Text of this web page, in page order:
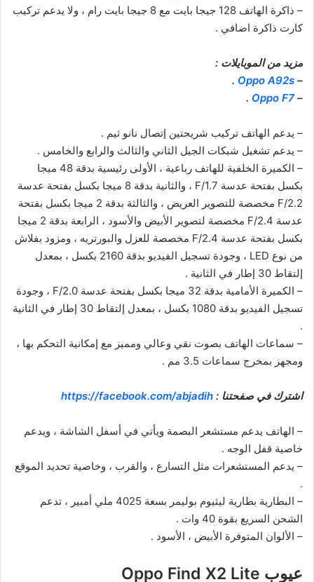
– ذاكرة الهاتف 128 جيجا بايت مع 8 جيجا بايت رام ، ولا يدعم تركيب
كارت ذاكرة اضافي .
مزيد من الموبايلات :
–
Oppo A92s
.
–
Oppo F7
.
– يدعم الهاتف تركيب شريحتين إتصال نانو ثيم .
– يدعم تشغيل شبكات الجيل الثاني والثالث والرابع والخامس .
– الكميرة الخلفية للهاتف رباعية ، الأولى رئيسية بدقة 48 ميجا
بكسل بفتحة عدسة F/1.7 ، والثانية بدقة 8 ميجا بكسل بفتحة عدسة
F/2.2 مخصصة للتصوير العريض ، والثالثة بدقة 2 ميجا بكسل بفتحة
عدسة F/2.4 مخصصة لتصوير الأبيض والأسود ، الرابعة بدقة 2 ميجا
بكسل بفتحة عدسة F/2.4 مخصصة للعزل والبورتريه ، ومزود بفلاش
من نوع LED ، وجودة تسجيل الفيديو بدقة 2160 بكسل ، بمعدل
إلتقاط 30 إطار في الثانية .
– الكميرة الأمامية بدقة 32 ميجا بكسل بفتحة عدسة F/2.0 ، وجودة
تسجيل الفيديو بدقة 1080 بكسل ، بمعدل إلتقاط 30 إطار في الثانية
.
– سماعات الهاتف بصوت نقي وعالي ومميز مع إمكانية التحكم بها ،
ومجهز بمخرج سماعات 3.5 مم .
اشترك في صفحتنا : https://facebook.com/abjadih
– الهاتف يدعم مستشعر البصمة ويأتي في أسفل الشاشة ، ويدعم
خاصية قفل الوجه .
– يدعم المستشعرات مثل التسارع ، والقرب ، وخاصية تحديد الموقع
.
– البطارية بطارية ليثيوم بوليمر بسعة 4025 ملي أمبير ، تدعم
الشحن السريع بقوة 40 وات .
– الألوان المتوفرة الأبيض ، الأسود .
عيوب Oppo Find X2 Lite